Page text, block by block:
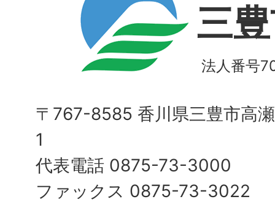
三
法人番号
〒767-8585 香川県三豊市高
1
代表電話 0875-73-3000
ファックス 0875-73-3022